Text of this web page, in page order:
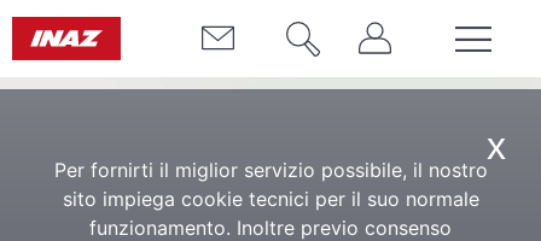
x
Per fornirti il miglior servizio possibile, il nostro
sito impiega cookie tecnici per il suo normale
funzionamento. Inoltre previo consenso